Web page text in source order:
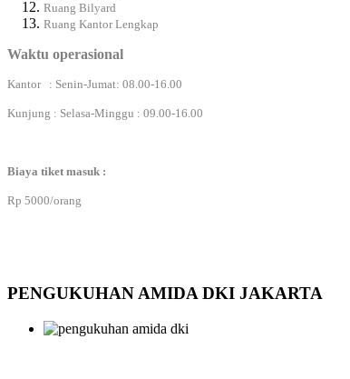
Ruang Bilyard
Ruang Kantor Lengkap
Waktu operasional
Kantor : Senin-Jumat: 08.00-16.00
Kunjung : Selasa-Minggu : 09.00-16.00
Biaya tiket masuk :
Rp 5000/orang
PENGUKUHAN AMIDA DKI JAKARTA